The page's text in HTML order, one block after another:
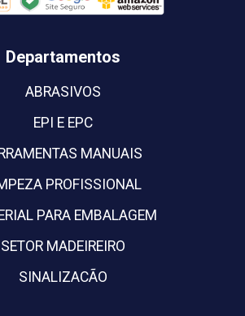
Departamentos
ABRASIVOS
EPI E EPC
MANUAIS
PROFISSIONAL
PARA EMBALAGEM
SETOR MADEIREIRO
SINALIZACÃO